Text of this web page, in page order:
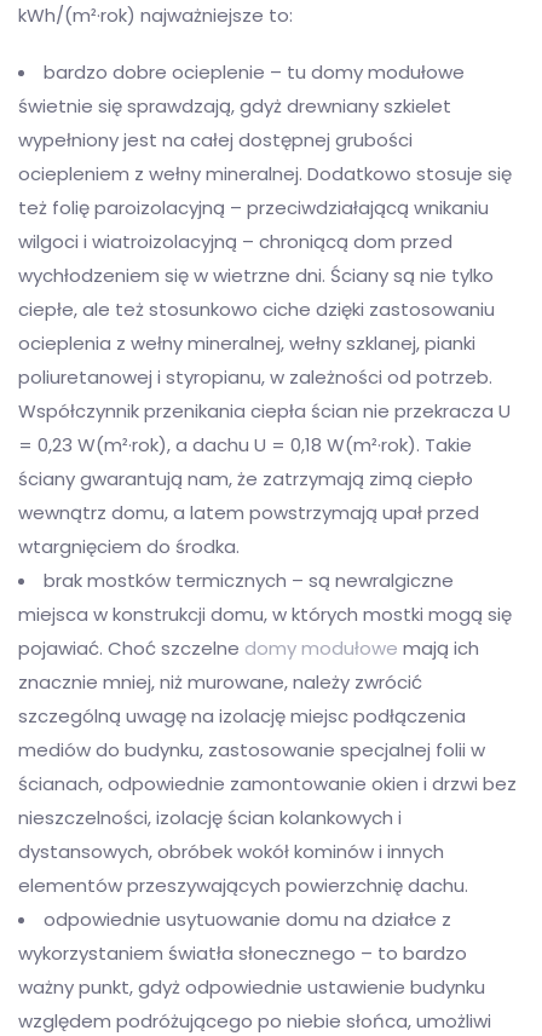
kWh/(m²·rok) najważniejsze to:
bardzo dobre ocieplenie – tu domy modułowe
świetnie się sprawdzają, gdyż drewniany szkielet
wypełniony jest na całej dostępnej grubości
ociepleniem z wełny mineralnej. Dodatkowo stosuje się
też folię paroizolacyjną – przeciwdziałającą wnikaniu
wilgoci i wiatroizolacyjną – chroniącą dom przed
wychłodzeniem się w wietrzne dni. Ściany są nie tylko
ciepłe, ale też stosunkowo ciche dzięki zastosowaniu
ocieplenia z wełny mineralnej, wełny szklanej, pianki
poliuretanowej i styropianu, w zależności od potrzeb.
Współczynnik przenikania ciepła ścian nie przekracza U
= 0,23 W(m²·rok), a dachu U = 0,18 W(m²·rok). Takie
ściany gwarantują nam, że zatrzymają zimą ciepło
wewnątrz domu, a latem powstrzymają upał przed
wtargnięciem do środka.
brak mostków termicznych – są newralgiczne
miejsca w konstrukcji domu, w których mostki mogą się
pojawiać. Choć szczelne domy modułowe mają ich
znacznie mniej, niż murowane, należy zwrócić
szczególną uwagę na izolację miejsc podłączenia
mediów do budynku, zastosowanie specjalnej folii w
ścianach, odpowiednie zamontowanie okien i drzwi bez
nieszczelności, izolację ścian kolankowych i
dystansowych, obróbek wokół kominów i innych
elementów przeszywających powierzchnię dachu.
odpowiednie usytuowanie domu na działce z
wykorzystaniem światła słonecznego – to bardzo
ważny punkt, gdyż odpowiednie ustawienie budynku
względem podróżującego po niebie słońca, umożliwi